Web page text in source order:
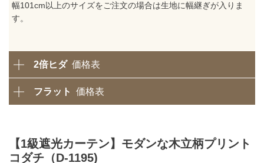
幅101cm以上のサイズをご注文の場合は生地に幅継ぎが入りま
す。
2倍ヒダ 価格表
フラット 価格表
【1級遮光カーテン】モダンな木立柄プリント
コダチ（D-1195)